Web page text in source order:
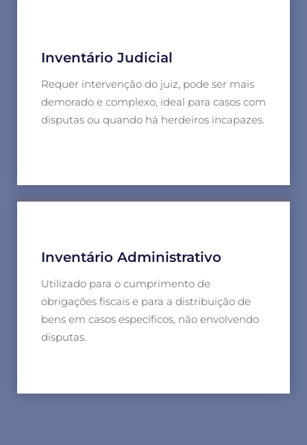
Inventário Judicial
Requer intervenção do juiz, pode ser mais
demorado e complexo, ideal para casos com
disputas ou quando há herdeiros incapazes.
Inventário Administrativo
Utilizado para o cumprimento de
obrigações fiscais e para a distribuição de
bens em casos específicos, não envolvendo
disputas.